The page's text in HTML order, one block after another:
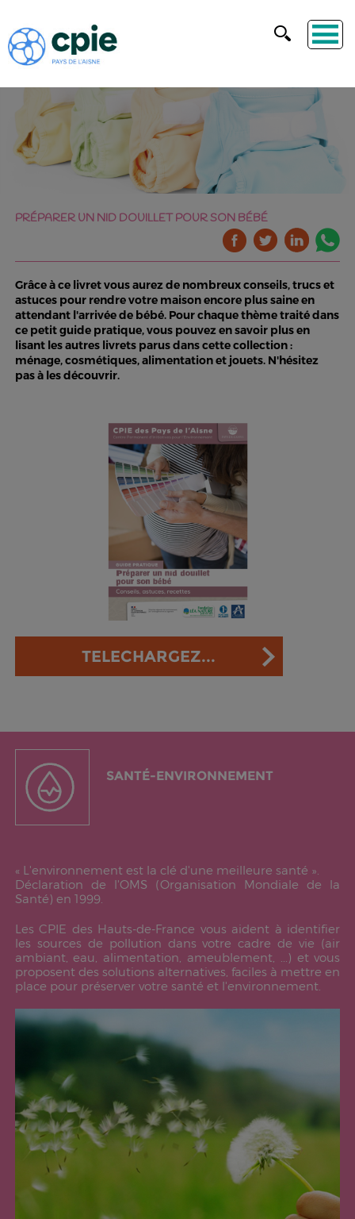
PRÉPARER UN NID DOUILLET POUR SON BÉBÉ
Grâce à ce livret vous aurez de nombreux conseils, trucs et
astuces pour rendre votre maison encore plus saine en
attendant l'arrivée de bébé. Pour chaque thème traité dans
ce petit guide pratique, vous pouvez en savoir plus en
lisant les autres livrets parus dans cette collection :
ménage, cosmétiques, alimentation et jouets. N'hésitez
pas à les découvrir.
TELECHARGEZ...
SANTÉ-ENVIRONNEMENT
« L'environnement est la clé d'une meilleure santé ».
Déclaration de l'OMS (Organisation Mondiale de la
Santé) en 1999.
Les CPIE des Hauts-de-France vous aident à identifier
les sources de pollution dans votre cadre de vie (air
ambiant, eau, alimentation, ameublement, ...) et vous
proposent des solutions alternatives, faciles à mettre en
place pour préserver votre santé et l'environnement.